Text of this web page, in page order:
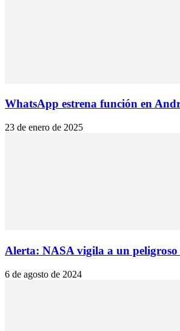
WhatsApp estrena función en
23 de enero de 2025
Alerta: NASA vigila a un peligroso
6 de agosto de 2024